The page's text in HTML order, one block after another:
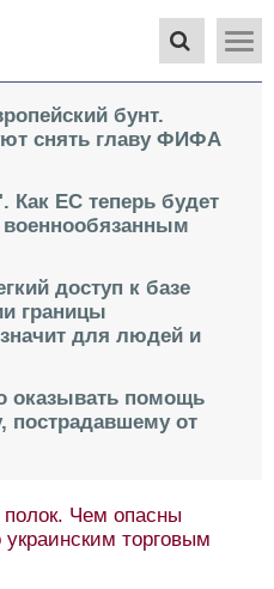
бунт.
снять главу ФИФА
Как ЕС теперь будет
военнообязанным
доступ к базе
границы
для людей и
оказывать помощь
пострадавшему от
Чем опасны
торговым